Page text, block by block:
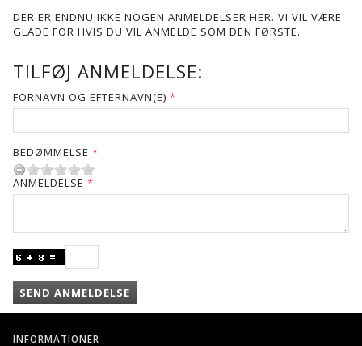
DER ER ENDNU IKKE NOGEN ANMELDELSER HER. VI VIL VÆRE
GLADE FOR HVIS DU VIL ANMELDE SOM DEN FØRSTE.
TILFØJ ANMELDELSE:
FORNAVN OG EFTERNAVN(E)
BEDØMMELSE
ANMELDELSE
SEND ANMELDELSE
INFORMATIONER